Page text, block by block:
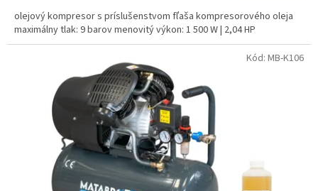
olejový kompresor s príslušenstvom fľaša kompresorového oleja
maximálny tlak: 9 barov menovitý výkon: 1 500 W | 2,04 HP
Kód: MB-K106